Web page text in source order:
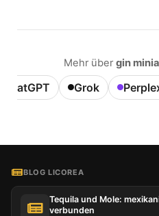
Mehr über gin
ChatGPT Grok
BLOG LICOREA
Tequila und Mole:
verbunden